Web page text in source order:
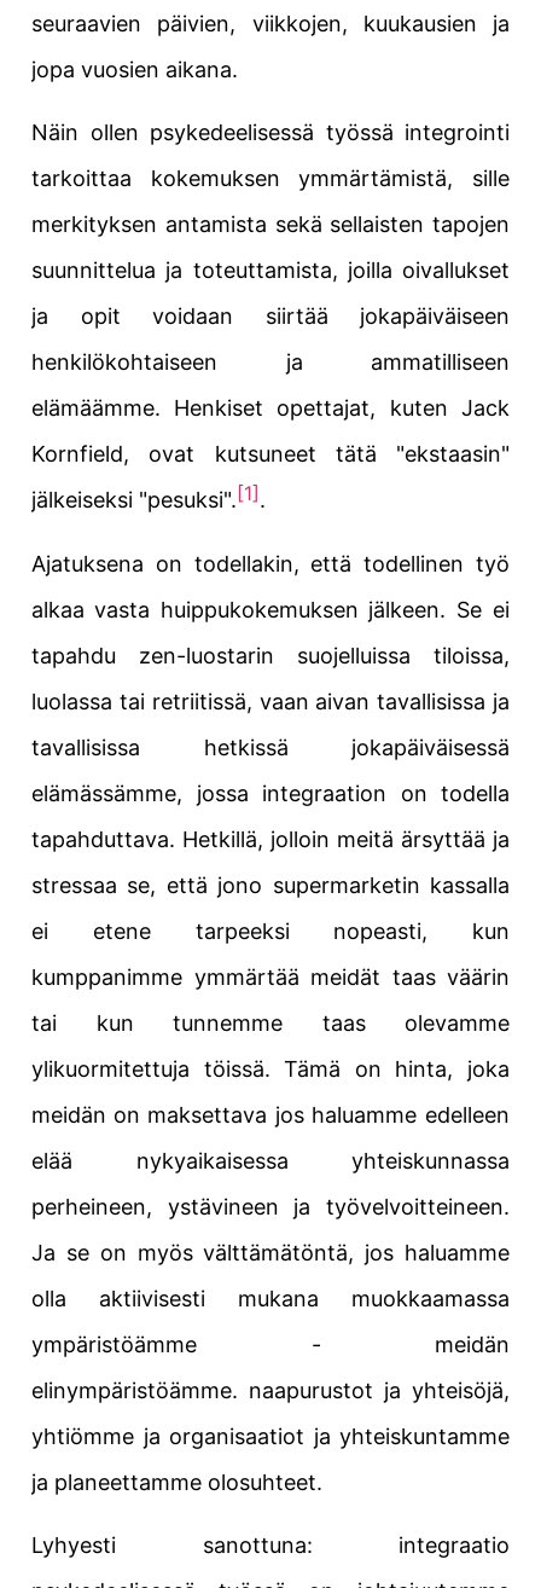
seuraavien päivien, viikkojen, kuukausien ja
jopa vuosien aikana.
Näin ollen psykedeelisessä työssä integrointi
tarkoittaa kokemuksen ymmärtämistä, sille
merkityksen antamista sekä sellaisten tapojen
suunnittelua ja toteuttamista, joilla oivallukset
ja opit voidaan siirtää jokapäiväiseen
henkilökohtaiseen ja ammatilliseen
elämäämme. Henkiset opettajat, kuten Jack
Kornfield, ovat kutsuneet tätä "ekstaasin"
jälkeiseksi "pesuksi". [1] .
Ajatuksena on todellakin, että todellinen työ
alkaa vasta huippukokemuksen jälkeen. Se ei
tapahdu zen-luostarin suojelluissa tiloissa,
luolassa tai retriitissä, vaan aivan tavallisissa ja
tavallisissa hetkissä jokapäiväisessä
elämässämme, jossa integraation on todella
tapahduttava. Hetkillä, jolloin meitä ärsyttää ja
stressaa se, että jono supermarketin kassalla
ei etene tarpeeksi nopeasti, kun
kumppanimme ymmärtää meidät taas väärin
tai kun tunnemme taas olevamme
ylikuormitettuja töissä. Tämä on hinta, joka
meidän on maksettava jos haluamme edelleen
elää nykyaikaisessa yhteiskunnassa
perheineen, ystävineen ja työvelvoitteineen.
Ja se on myös välttämätöntä, jos haluamme
olla aktiivisesti mukana muokkaamassa
ympäristöämme - meidän
elinympäristöämme. naapurustot ja yhteisöjä,
yhtiömme ja organisaatiot ja yhteiskuntamme
ja planeettamme olosuhteet.
Lyhyesti sanottuna: integraatio